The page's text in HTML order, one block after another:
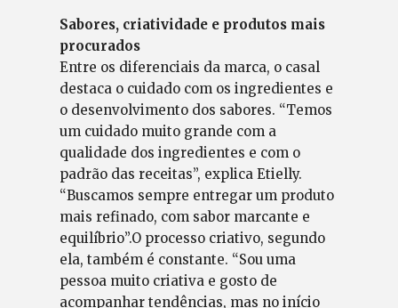
Sabores, criatividade e produtos mais
procurados
Entre os diferenciais da marca, o casal
destaca o cuidado com os ingredientes e
o desenvolvimento dos sabores. “Temos
um cuidado muito grande com a
qualidade dos ingredientes e com o
padrão das receitas”, explica Etielly.
“Buscamos sempre entregar um produto
mais refinado, com sabor marcante e
equilíbrio”.O processo criativo, segundo
ela, também é constante. “Sou uma
pessoa muito criativa e gosto de
acompanhar tendências, mas no início